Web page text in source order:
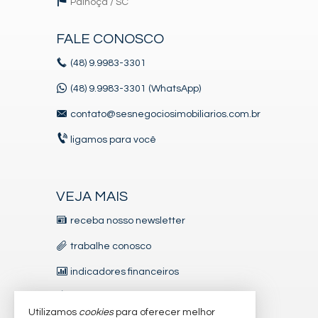
FALE CONOSCO
(48) 9.9983-3301
(48) 9.9983-3301 (WhatsApp)
contato@sesnegociosimobiliarios.com.br
ligamos para você
VEJA MAIS
receba nosso newsletter
trabalhe conosco
indicadores financeiros
Utilizamos cookiespara oferecer melhor